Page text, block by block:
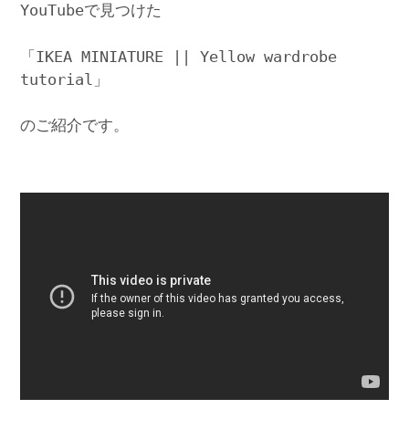
YouTubeで見つけた
「IKEA MINIATURE || Yellow wardrobe
tutorial」
のご紹介です。